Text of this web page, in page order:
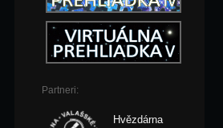
Partneri:
Hvězdárna